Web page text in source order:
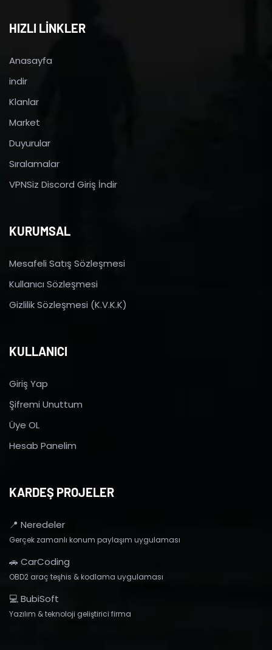
HIZLI LİNKLER
Anasayfa
indir
Klanlar
Market
Duyurular
Sıralamalar
VPNSiz Discord Giriş İndir
KURUMSAL
Mesafeli Satış Sözleşmesi
Kullanıcı Sözleşmesi
Gizlilik Sözleşmesi (K.V.K.K)
KULLANICI
Giriş Yap
Şifremi Unuttum
Üye OL
Hesab Panelim
KARDEŞ PROJELER
📍 Neredeler
Gerçek zamanlı konum paylaşım uygulaması
🚗 CarCoding
OBD2 araç teşhis & kodlama uygulaması
💻 BubiSoft
Yazılım & teknoloji geliştirici firma